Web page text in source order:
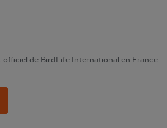
officiel de BirdLife International en France